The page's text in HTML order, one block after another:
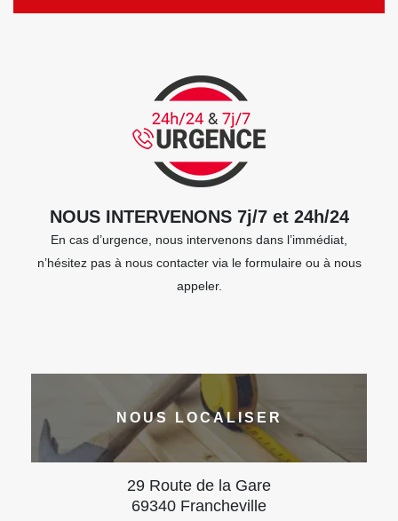
NOUS INTERVENONS 7j/7 et 24h/24
En cas d’urgence, nous intervenons dans l’immédiat,
n’hésitez pas à nous contacter via le formulaire ou à nous
appeler.
NOUS LOCALISER
29 Route de la Gare
69340 Francheville